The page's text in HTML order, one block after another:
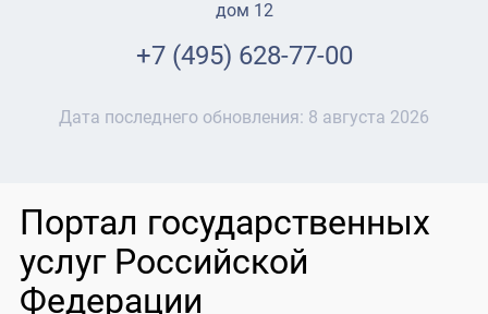
дом 12
+7 (495) 628-77-00
Дата последнего обновления: 8 августа 2026
Портал государственных
услуг Российской
Федерации